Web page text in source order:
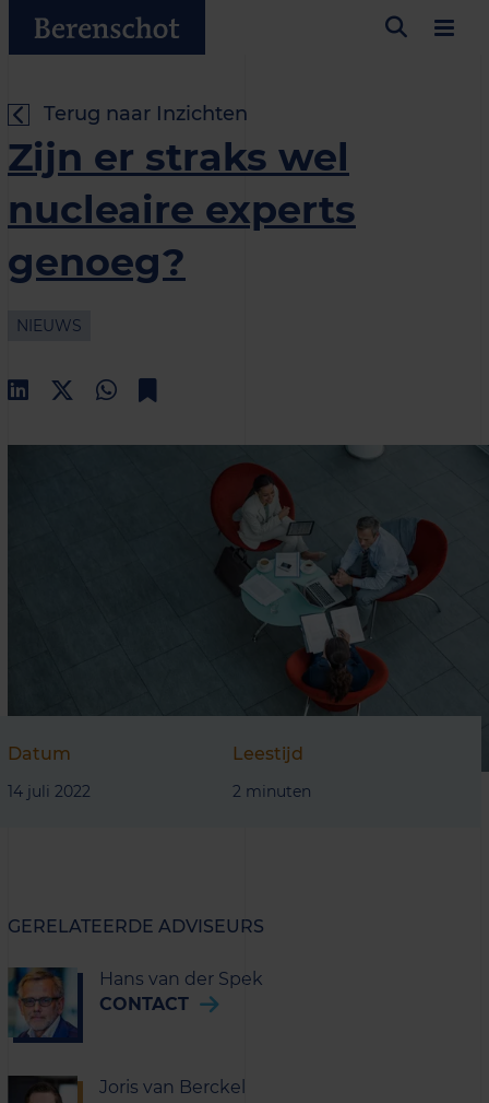
Terug naar Inzichten
Zijn er straks wel
nucleaire experts
genoeg?
NIEUWS
Datum
14 juli 2022
Leestijd
2 minuten
GERELATEERDE ADVISEURS
Hans van der Spek
CONTACT
Joris van Berckel